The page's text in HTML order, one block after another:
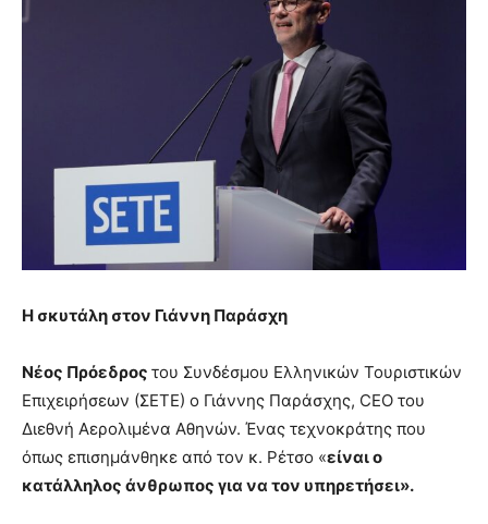
Η σκυτάλη στον Γιάννη Παράσχη
Νέος Πρόεδρος του Συνδέσμου Ελληνικών Τουριστικών
Επιχειρήσεων (ΣΕΤΕ) ο Γιάννης Παράσχης, CEO του
Διεθνή Αερολιμένα Αθηνών. Ένας τεχνοκράτης που
όπως επισημάνθηκε από τον κ. Ρέτσο «είναι ο
κατάλληλος άνθρωπος για να τον υπηρετήσει».